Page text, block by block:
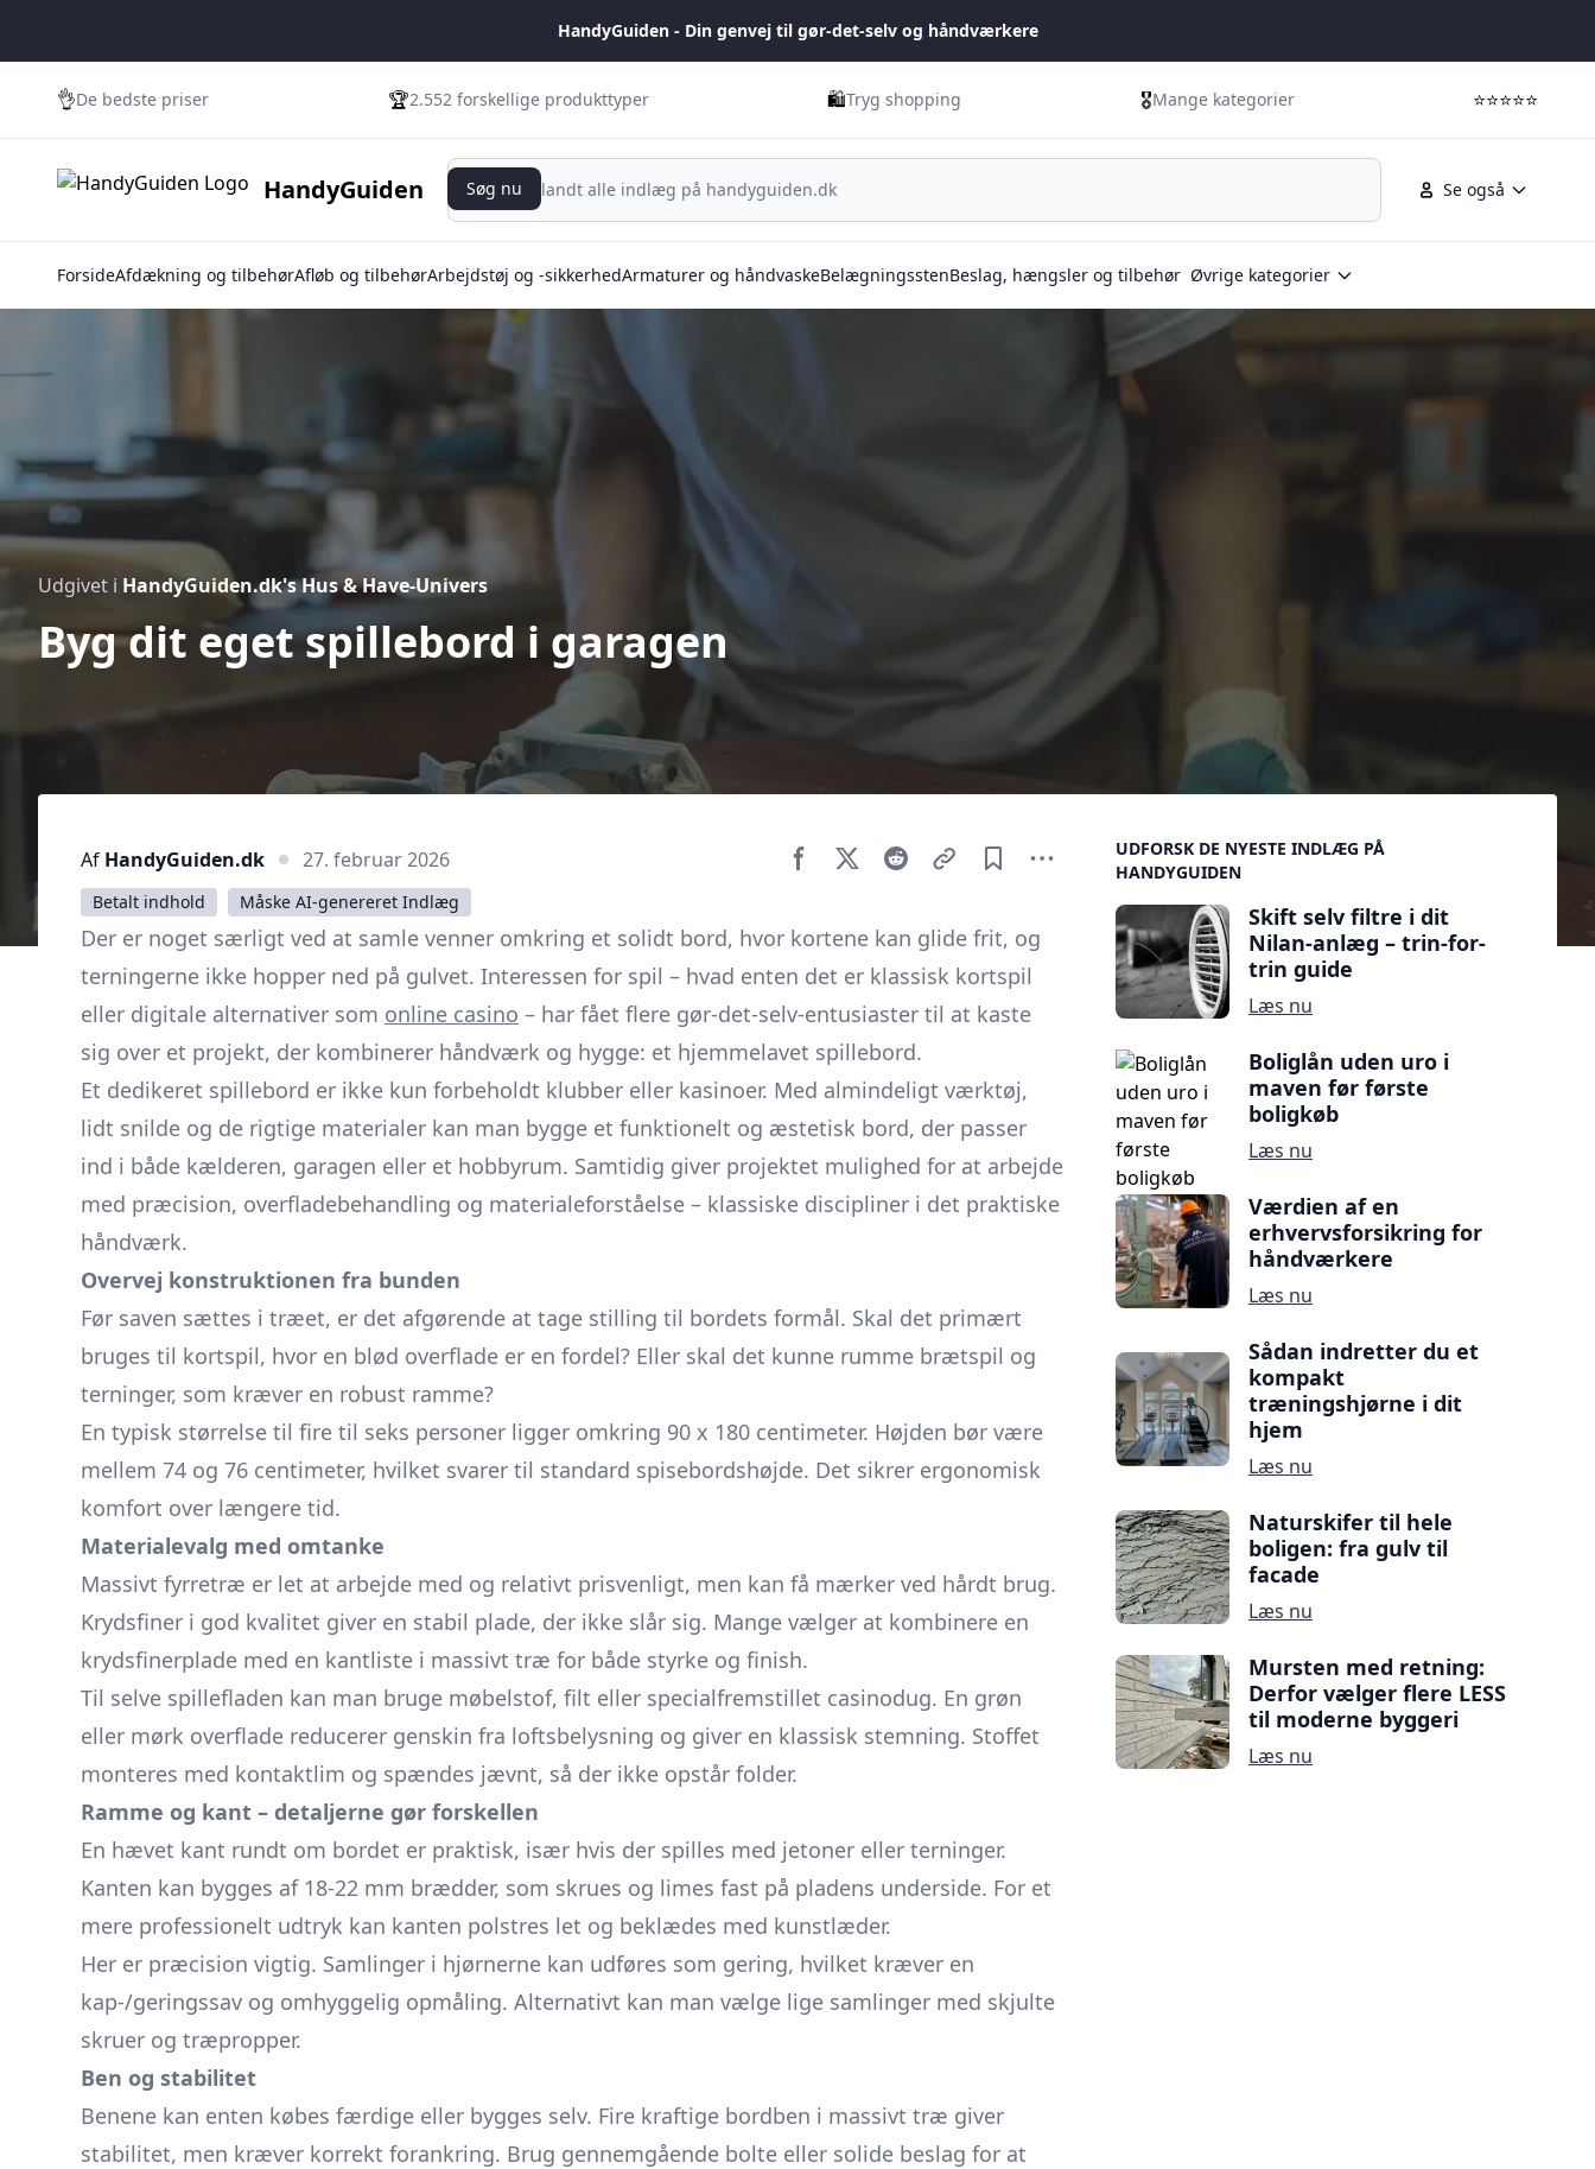
HandyGuiden - Din genvej til gør-det-selv og håndværkere
👌De bedste priser 🏆2.552 forskellige produkttyper 🛍️Tryg shopping 🎖️Mange kategorier ⭐⭐⭐⭐⭐
HandyGuiden Se også
Søg nu
Søg nu
ForsideAfdækning og tilbehørAfløb og tilbehørArbejdstøj og -sikkerhedArmaturer og håndvaskeBelægningsstenBeslag, hængsler og tilbehør Øvrige kategorier
Udgivet i HandyGuiden.dk's Hus & Have-Univers
Byg dit eget spillebord i garagen
Af HandyGuiden.dk 27. februar 2026
Betalt indhold Måske AI-genereret Indlæg
Der er noget særligt ved at samle venner omkring et solidt bord, hvor kortene kan glide frit, og
terningerne ikke hopper ned på gulvet. Interessen for spil – hvad enten det er klassisk kortspil
eller digitale alternativer som online casino – har fået flere gør-det-selv-entusiaster til at kaste
sig over et projekt, der kombinerer håndværk og hygge: et hjemmelavet spillebord.
Et dedikeret spillebord er ikke kun forbeholdt klubber eller kasinoer. Med almindeligt værktøj,
lidt snilde og de rigtige materialer kan man bygge et funktionelt og æstetisk bord, der passer
ind i både kælderen, garagen eller et hobbyrum. Samtidig giver projektet mulighed for at arbejde
med præcision, overfladebehandling og materialeforståelse – klassiske discipliner i det praktiske
håndværk.
Overvej konstruktionen fra bunden
Før saven sættes i træet, er det afgørende at tage stilling til bordets formål. Skal det primært
bruges til kortspil, hvor en blød overflade er en fordel? Eller skal det kunne rumme brætspil og
terninger, som kræver en robust ramme?
En typisk størrelse til fire til seks personer ligger omkring 90 x 180 centimeter. Højden bør være
mellem 74 og 76 centimeter, hvilket svarer til standard spisebordshøjde. Det sikrer ergonomisk
komfort over længere tid.
Materialevalg med omtanke
Massivt fyrretræ er let at arbejde med og relativt prisvenligt, men kan få mærker ved hårdt brug.
Krydsfiner i god kvalitet giver en stabil plade, der ikke slår sig. Mange vælger at kombinere en
krydsfinerplade med en kantliste i massivt træ for både styrke og finish.
Til selve spillefladen kan man bruge møbelstof, filt eller specialfremstillet casinodug. En grøn
eller mørk overflade reducerer genskin fra loftsbelysning og giver en klassisk stemning. Stoffet
monteres med kontaktlim og spændes jævnt, så der ikke opstår folder.
Ramme og kant – detaljerne gør forskellen
En hævet kant rundt om bordet er praktisk, især hvis der spilles med jetoner eller terninger.
Kanten kan bygges af 18-22 mm brædder, som skrues og limes fast på pladens underside. For et
mere professionelt udtryk kan kanten polstres let og beklædes med kunstlæder.
Her er præcision vigtig. Samlinger i hjørnerne kan udføres som gering, hvilket kræver en
kap-/geringssav og omhyggelig opmåling. Alternativt kan man vælge lige samlinger med skjulte
skruer og træpropper.
Ben og stabilitet
Benene kan enten købes færdige eller bygges selv. Fire kraftige bordben i massivt træ giver
stabilitet, men kræver korrekt forankring. Brug gennemgående bolte eller solide beslag for at
Sidebar
UDFORSK DE NYESTE INDLÆG PÅ
HANDYGUIDEN
Skift selv filtre i dit
Nilan-anlæg – trin-for-
trin guide
Læs nu
Boliglån uden uro i
maven før første
boligkøb
Læs nu
Værdien af en
erhvervsforsikring for
håndværkere
Læs nu
Sådan indretter du et
kompakt
træningshjørne i dit
hjem
Læs nu
Naturskifer til hele
boligen: fra gulv til
facade
Læs nu
Mursten med retning:
Derfor vælger flere LESS
til moderne byggeri
Læs nu